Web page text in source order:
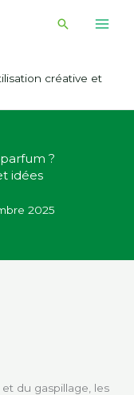
créative et
?
idées
2025
du gaspillage, les